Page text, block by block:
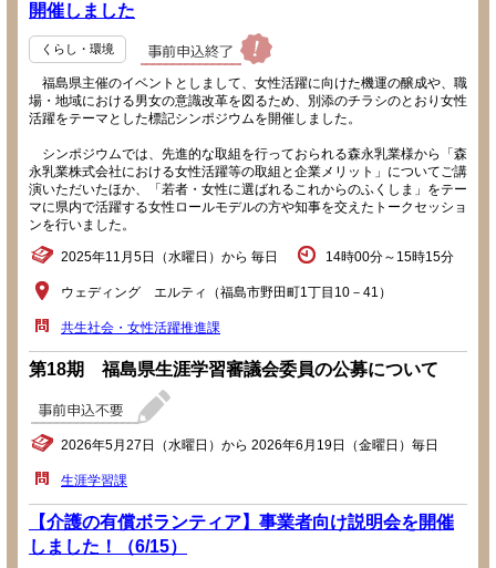
開催しました
くらし・環境
福島県主催のイベントとしまして、女性活躍に向けた機運の醸成や、職
場・地域における男女の意識改革を図るため、別添のチラシのとおり女性
活躍をテーマとした標記シンポジウムを開催しました。
シンポジウムでは、先進的な取組を行っておられる森永乳業様から「森
永乳業株式会社における女性活躍等の取組と企業メリット」についてご講
演いただいたほか、「若者・女性に選ばれるこれからのふくしま」をテー
マに県内で活躍する女性ロールモデルの方や知事を交えたトークセッショ
ンを行いました。
2025年11月5日（水曜日）から 毎日 14時00分～15時15分
ウェディング エルティ（福島市野田町1丁目10－41）
共生社会・女性活躍推進課
第18期 福島県生涯学習審議会委員の公募について
2026年5月27日（水曜日）から 2026年6月19日（金曜日）毎日
生涯学習課
【介護の有償ボランティア】事業者向け説明会を開催
しました！（6/15）